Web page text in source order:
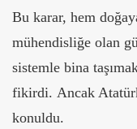
Bu karar, hem
mühendisliğe olan
sistemle bina
fikirdi. Ancak
konuldu.